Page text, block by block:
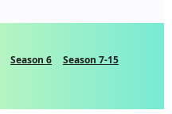
Season 6
Season 7-15